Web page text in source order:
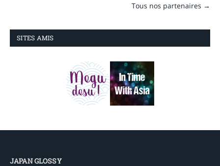
Tous nos partenaires →
SITES AMIS
JAPAN GLOSSY